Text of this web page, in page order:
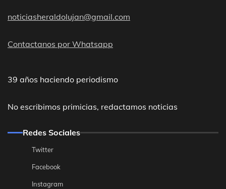
noticiasheraldolujan@gmail.com
Contactanos por Whatsapp
39 años haciendo periodismo
No escribimos primicias, redactamos noticias
Redes Sociales
Twitter
Facebook
Instagram